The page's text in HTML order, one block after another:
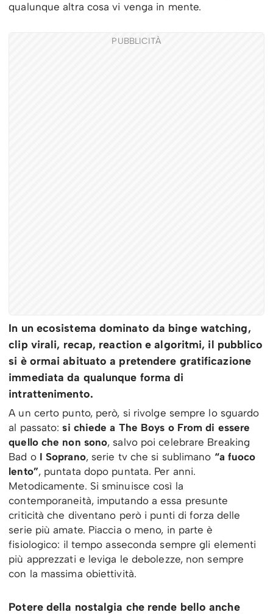
qualunque altra cosa vi venga in mente.
PUBBLICITÀ
In un ecosistema dominato da binge watching,
clip virali, recap, reaction e algoritmi, il pubblico
si è ormai abituato a pretendere gratificazione
immediata da qualunque forma di
intrattenimento.
A un certo punto, però, si rivolge sempre lo sguardo
al passato:si chiede a The Boys o From di essere
quello che non sono, salvo poi celebrare Breaking
Bad oI Soprano, serie tv che si sublimano “a fuoco
lento”, puntata dopo puntata. Per anni.
Metodicamente. Si sminuisce così la
contemporaneità, imputando a essa presunte
criticità che diventano però i punti di forza delle
serie più amate. Piaccia o meno, in parte è
fisiologico: il tempo asseconda sempre gli elementi
più apprezzati e leviga le debolezze, non sempre
con la massima obiettività.
Potere della nostalgia che rende bello anche